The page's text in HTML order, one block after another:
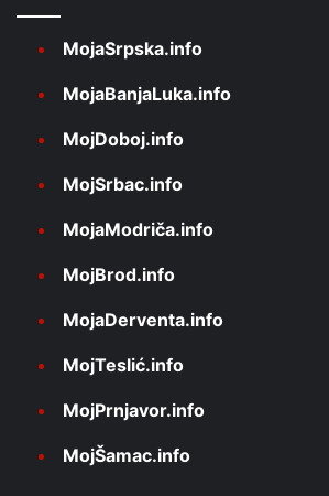
MojaSrpska.info
MojaBanjaLuka.info
MojDoboj.info
MojSrbac.info
MojaModriča.info
MojBrod.info
MojaDerventa.info
MojTeslić.info
MojPrnjavor.info
MojŠamac.info